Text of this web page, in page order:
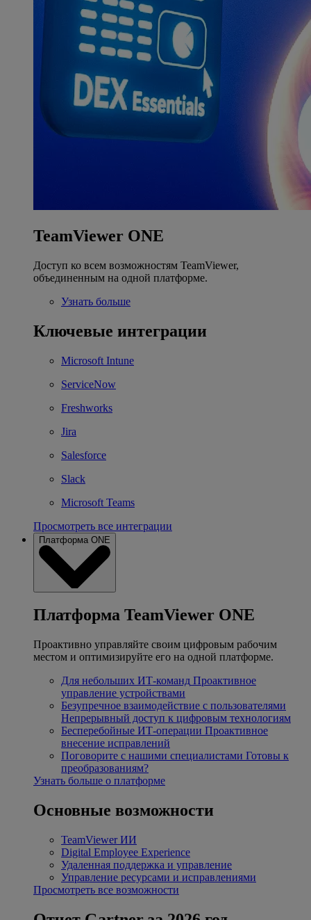
TeamViewer ONE
Доступ ко всем возможностям TeamViewer,
объединенным на одной платформе.
Узнать больше
Ключевые интеграции
Microsoft Intune
ServiceNow
Freshworks
Jira
Salesforce
Slack
Microsoft Teams
Просмотреть все интеграции
Платформа ONE
Платформа TeamViewer ONE
Проактивно управляйте своим цифровым рабочим
местом и оптимизируйте его на одной платформе.
Для небольших ИТ-команд Проактивное
управление устройствами
Безупречное взаимодействие с пользователями
Непрерывный доступ к цифровым технологиям
Бесперебойные ИТ-операции Проактивное
внесение исправлений
Поговорите с нашими специалистами Готовы к
преобразованиям?
Узнать больше о платформе
Основные возможности
TeamViewer ИИ
Digital Employee Experience
Удаленная поддержка и управление
Управление ресурсами и исправлениями
Просмотреть все возможности